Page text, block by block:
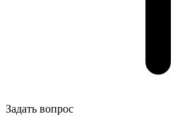
Задать вопрос